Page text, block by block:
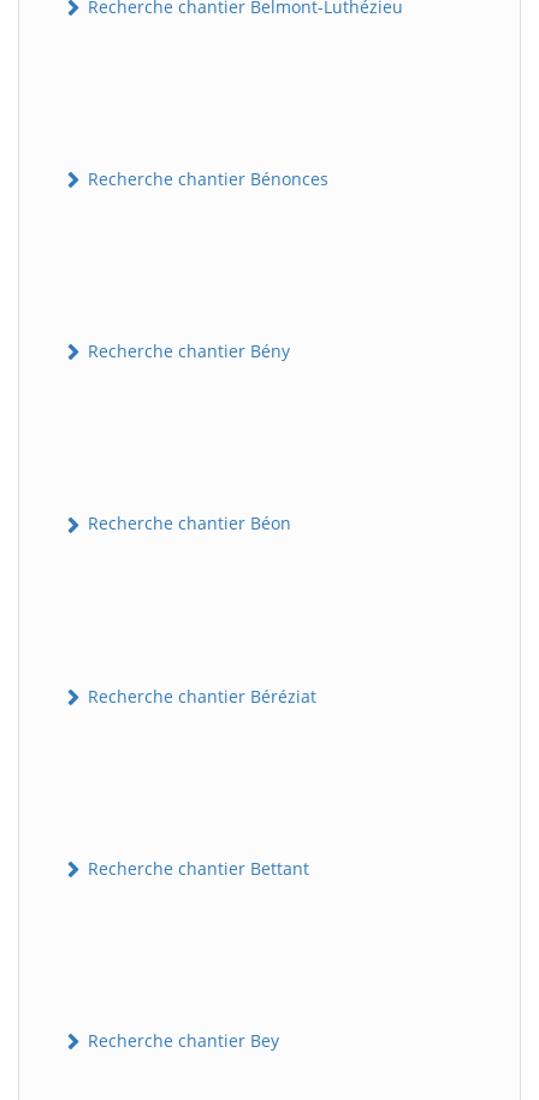
Recherche chantier Belmont-Luthézieu
Recherche chantier Bénonces
Recherche chantier Bény
Recherche chantier Béon
Recherche chantier Béréziat
Recherche chantier Bettant
Recherche chantier Bey